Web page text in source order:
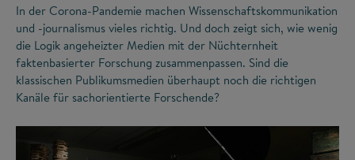
In der Corona-Pandemie machen Wissenschaftskommunikation
und -journalismus vieles richtig. Und doch zeigt sich, wie wenig
die Logik angeheizter Medien mit der Nüchternheit
faktenbasierter Forschung zusammenpassen. Sind die
klassischen Publikumsmedien überhaupt noch die richtigen
Kanäle für sachorientierte Forschende?